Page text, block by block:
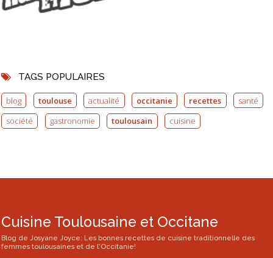
TAGS POPULAIRES
blog toulouse actualité occitanie recettes
santé
société
gastronomie toulousain cuisine
Cuisine Toulousaine et Occitane
Blog de Josyane Joyce: Les bonnes recettes de cuisine traditionnelle des
femmes toulousaines et de l'Occitanie!